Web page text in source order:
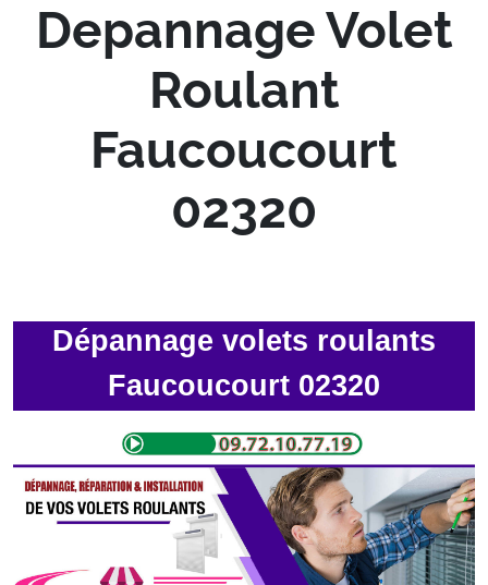
Depannage Volet
Roulant
Faucoucourt
02320
Dépannage volets roulants
Faucoucourt 02320